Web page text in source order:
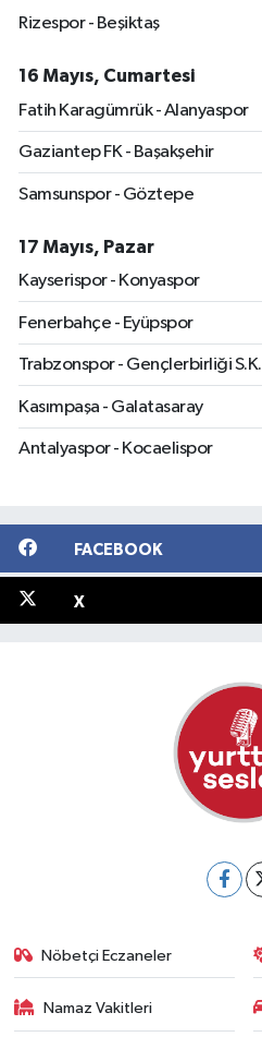
Rizespor - Beşiktaş
16 Mayıs, Cumartesi
Fatih Karagümrük - Alanyaspor
Gaziantep FK - Başakşehir
Samsunspor - Göztepe
17 Mayıs, Pazar
Kayserispor - Konyaspor
Fenerbahçe - Eyüpspor
Trabzonspor - Gençlerbirliği S.K.
Kasımpaşa - Galatasaray
Antalyaspor - Kocaelispor
FACEBOOK
X
Nöbetçi Eczaneler
Namaz Vakitleri